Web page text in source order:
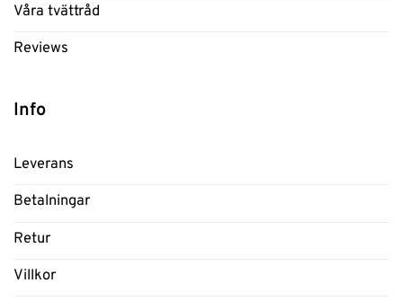
Våra tvättråd
Reviews
Info
Leverans
Betalningar
Retur
Villkor